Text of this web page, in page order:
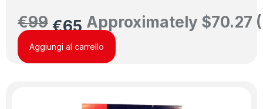
€99 €65 Approximately $70.27
Aggiungi al carrello